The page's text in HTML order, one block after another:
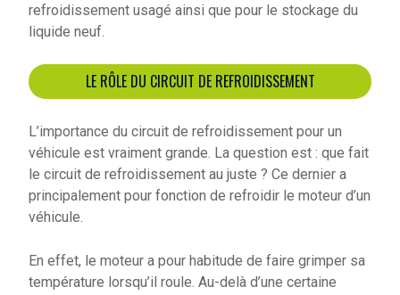
refroidissement usagé ainsi que pour le stockage du
liquide neuf.
LE RÔLE DU CIRCUIT DE REFROIDISSEMENT
L’importance du circuit de refroidissement pour un
véhicule est vraiment grande. La question est : que fait
le circuit de refroidissement au juste ? Ce dernier a
principalement pour fonction de refroidir le moteur d’un
véhicule.
En effet, le moteur a pour habitude de faire grimper sa
température lorsqu’il roule. Au-delà d’une certaine